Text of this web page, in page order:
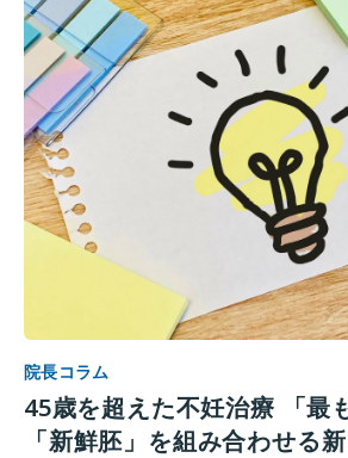
院長コラム
45歳を超えた不妊治療 「最
「新鮮胚」を組み合わせる